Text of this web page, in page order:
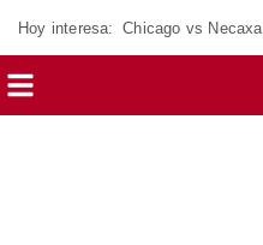
Hoy interesa: Chicago vs Necaxa